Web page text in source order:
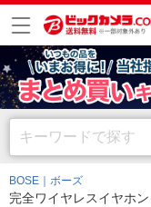
BOSE｜ボーズ
完全ワイヤレスイヤホ